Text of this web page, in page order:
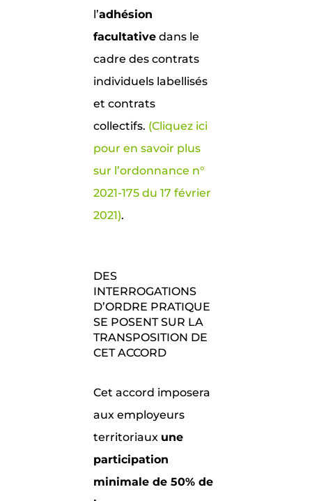
l’adhésion
facultative dans le
cadre des contrats
individuels labellisés
et contrats
collectifs. (Cliquez ici
pour en savoir plus
sur l’ordonnance n°
2021-175 du 17 février
2021).
DES
INTERROGATIONS
D’ORDRE PRATIQUE
SE POSENT SUR LA
TRANSPOSITION DE
CET ACCORD
Cet accord imposera
aux employeurs
territoriaux une
participation
minimale de 50% de